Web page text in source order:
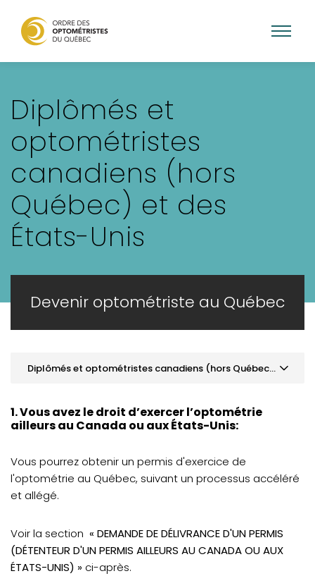
contenu
principal
Diplômés et
optométristes
canadiens (hors
Québec) et des
États-Unis
Devenir optométriste au Québec
Diplômés et optométristes canadiens (hors Québec) et des États-Unis
Diplômés du Québec
Diplômés et optométristes canadiens (hors
Québec) et des États-Unis
Diplômés internationaux
Exigences linguistiques
1. Vous avez le droit d’exercer l’optométrie
ailleurs au Canada ou aux États-Unis:
Vous pourrez obtenir un permis d'exercice de
l'optométrie au Québec, suivant un processus accéléré
et allégé.
Voir la section « DEMANDE DE DÉLIVRANCE D'UN PERMIS
(DÉTENTEUR D'UN PERMIS AILLEURS AU CANADA OU AUX
ÉTATS-UNIS) » ci-après.